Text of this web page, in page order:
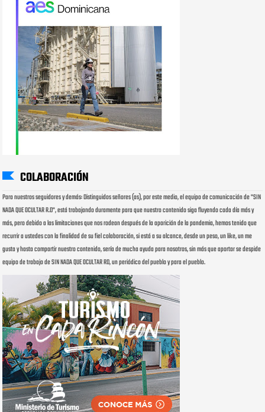
COLABORACIÓN
Para nuestros seguidores y demás: Distinguidos señores (as), por este medio, el equipo de comunicación de "SIN
NADA QUE OCULTAR R.D", está trabajando duramente para que nuestro contenido siga fluyendo cada día más y
más, pero debido a las limitaciones que nos rodean después de la aparición de la pandemia, hemos tenido que
recurrir a ustedes con la finalidad de su fiel colaboración, si está a su alcance, desde un peso, un like, un me
gusta y hasta compartir nuestro contenido, sería de mucha ayuda para nosotros, sin más que aportar se despide
equipo de trabajo de SIN NADA QUE OCULTAR RD, un periódico del pueblo y para el pueblo.